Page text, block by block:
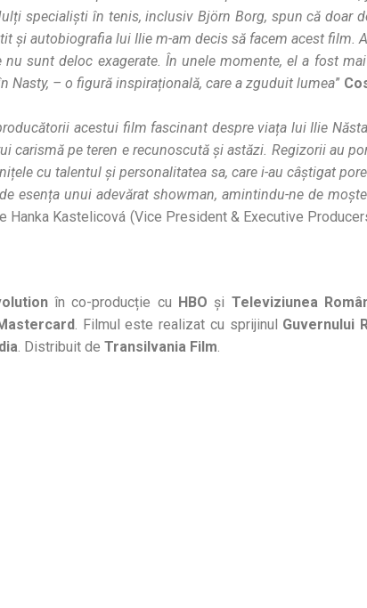
specialiști în tenis, inclusiv Björn Borg, spun că doar
și autobiografia lui Ilie m-am decis să facem acest film.
sunt deloc exagerate. În unele momente, el a fost
Nasty, – o figură inspirațională, care a zguduit lumea”
acestui film fascinant despre viața lui Ilie
carismă pe teren e recunoscută și astăzi. Regizorii au
cu talentul și personalitatea sa, care i-au câștigat
esența unui adevărat showman, amintindu-ne de
Hanka Kastelicová (Vice President & Executive
în co-producție cu HBO și Televiziunea
. Filmul este realizat cu sprijinul Guvernului
. Distribuit de Transilvania Film